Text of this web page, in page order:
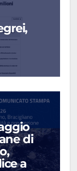
di
a